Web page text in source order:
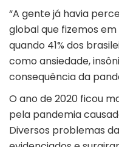
“A gente já havia
global que fizemos
quando 41% dos
como ansiedade,
consequência da
O ano de 2020 ficou
pela pandemia
Diversos problemas